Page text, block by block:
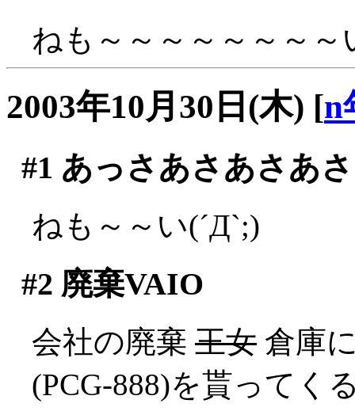
ねも～～～～～～～～
2003年10月30日(木) [n
#1 あっさあさあさあ
ねも～～い(´Д`;)
#2 廃棄VAIO
会社の廃棄 王女 倉庫
(PCG-888)を貰ってく